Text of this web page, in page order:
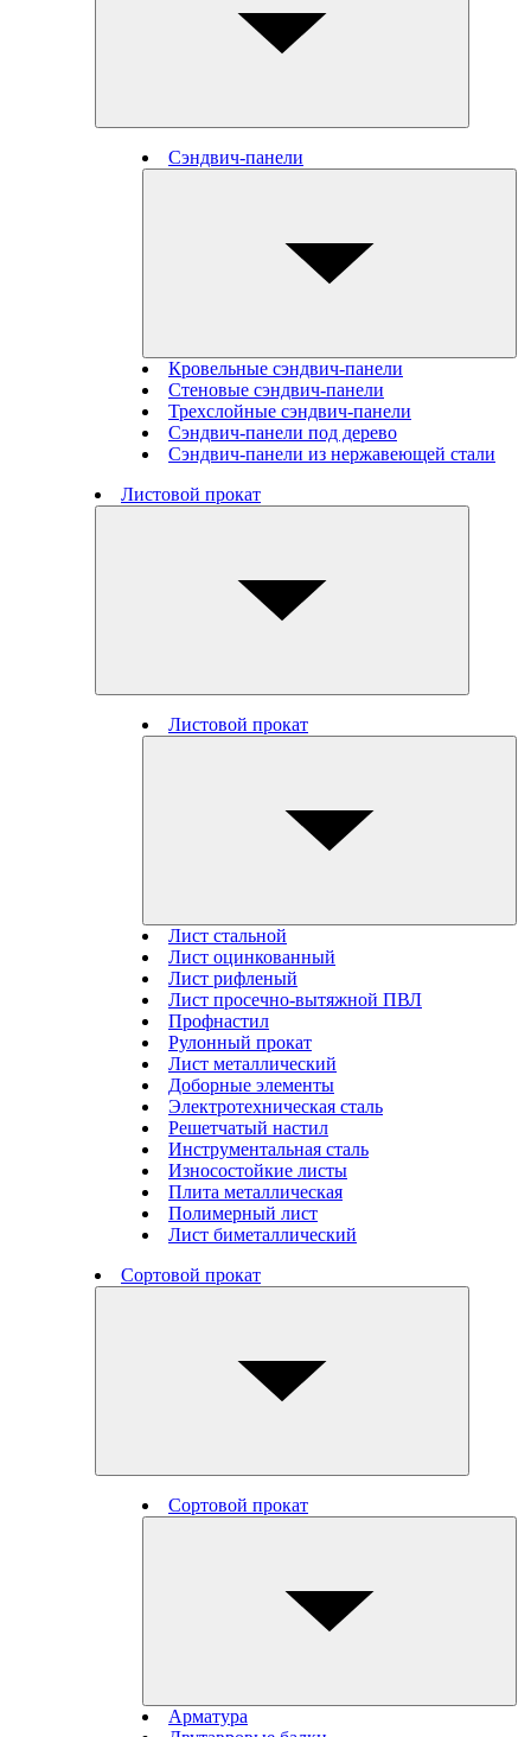
Сэндвич-панели
Кровельные сэндвич-панели
Стеновые cэндвич-панели
Трехслойные сэндвич-панели
Сэндвич-панели под дерево
Сэндвич-панели из нержавеющей стали
Листовой прокат
Листовой прокат
Лист стальной
Лист оцинкованный
Лист рифленый
Лист просечно-вытяжной ПВЛ
Профнастил
Рулонный прокат
Лист металлический
Доборные элементы
Электротехническая сталь
Решетчатый настил
Инструментальная сталь
Износостойкие листы
Плита металлическая
Полимерный лист
Лист биметаллический
Сортовой прокат
Сортовой прокат
Арматура